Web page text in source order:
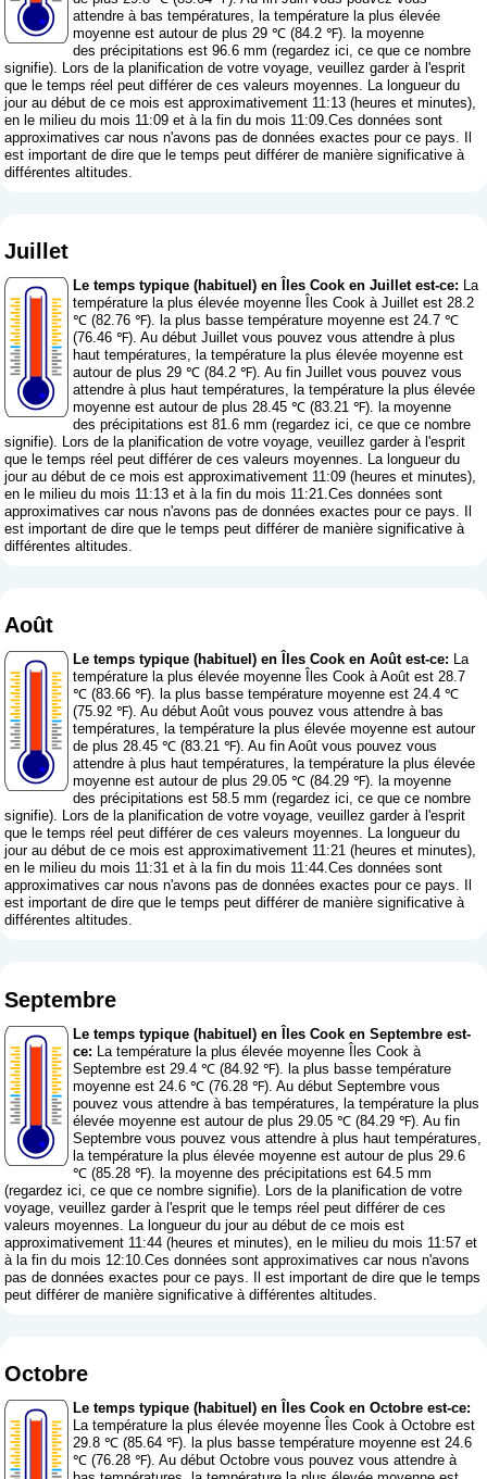
attendre à bas températures, la température la plus élevée
moyenne est autour de plus 29 ℃ (84.2 ℉). la moyenne
des précipitations est 96.6 mm (regardez ici, ce que ce nombre
signifie). Lors de la planification de votre voyage, veuillez garder à l'esprit
que le temps réel peut différer de ces valeurs moyennes. La longueur du
jour au début de ce mois est approximativement 11:13 (heures et minutes),
en le milieu du mois 11:09 et à la fin du mois 11:09.Ces données sont
approximatives car nous n'avons pas de données exactes pour ce pays. Il
est important de dire que le temps peut différer de manière significative à
différentes altitudes.
Juillet
Le temps typique (habituel) en Îles Cook en Juillet est-ce: La
température la plus élevée moyenne Îles Cook à Juillet est 28.2
℃ (82.76 ℉). la plus basse température moyenne est 24.7 ℃
(76.46 ℉). Au début Juillet vous pouvez vous attendre à plus
haut températures, la température la plus élevée moyenne est
autour de plus 29 ℃ (84.2 ℉). Au fin Juillet vous pouvez vous
attendre à plus haut températures, la température la plus élevée
moyenne est autour de plus 28.45 ℃ (83.21 ℉). la moyenne
des précipitations est 81.6 mm (regardez ici, ce que ce nombre
signifie). Lors de la planification de votre voyage, veuillez garder à l'esprit
que le temps réel peut différer de ces valeurs moyennes. La longueur du
jour au début de ce mois est approximativement 11:09 (heures et minutes),
en le milieu du mois 11:13 et à la fin du mois 11:21.Ces données sont
approximatives car nous n'avons pas de données exactes pour ce pays. Il
est important de dire que le temps peut différer de manière significative à
différentes altitudes.
Août
Le temps typique (habituel) en Îles Cook en Août est-ce: La
température la plus élevée moyenne Îles Cook à Août est 28.7
℃ (83.66 ℉). la plus basse température moyenne est 24.4 ℃
(75.92 ℉). Au début Août vous pouvez vous attendre à bas
températures, la température la plus élevée moyenne est autour
de plus 28.45 ℃ (83.21 ℉). Au fin Août vous pouvez vous
attendre à plus haut températures, la température la plus élevée
moyenne est autour de plus 29.05 ℃ (84.29 ℉). la moyenne
des précipitations est 58.5 mm (regardez ici, ce que ce nombre
signifie). Lors de la planification de votre voyage, veuillez garder à l'esprit
que le temps réel peut différer de ces valeurs moyennes. La longueur du
jour au début de ce mois est approximativement 11:21 (heures et minutes),
en le milieu du mois 11:31 et à la fin du mois 11:44.Ces données sont
approximatives car nous n'avons pas de données exactes pour ce pays. Il
est important de dire que le temps peut différer de manière significative à
différentes altitudes.
Septembre
Le temps typique (habituel) en Îles Cook en Septembre est-
ce: La température la plus élevée moyenne Îles Cook à
Septembre est 29.4 ℃ (84.92 ℉). la plus basse température
moyenne est 24.6 ℃ (76.28 ℉). Au début Septembre vous
pouvez vous attendre à bas températures, la température la plus
élevée moyenne est autour de plus 29.05 ℃ (84.29 ℉). Au fin
Septembre vous pouvez vous attendre à plus haut températures,
la température la plus élevée moyenne est autour de plus 29.6
℃ (85.28 ℉). la moyenne des précipitations est 64.5 mm
(regardez ici, ce que ce nombre signifie). Lors de la planification de votre
voyage, veuillez garder à l'esprit que le temps réel peut différer de ces
valeurs moyennes. La longueur du jour au début de ce mois est
approximativement 11:44 (heures et minutes), en le milieu du mois 11:57 et
à la fin du mois 12:10.Ces données sont approximatives car nous n'avons
pas de données exactes pour ce pays. Il est important de dire que le temps
peut différer de manière significative à différentes altitudes.
Octobre
Le temps typique (habituel) en Îles Cook en Octobre est-ce:
La température la plus élevée moyenne Îles Cook à Octobre est
29.8 ℃ (85.64 ℉). la plus basse température moyenne est 24.6
℃ (76.28 ℉). Au début Octobre vous pouvez vous attendre à